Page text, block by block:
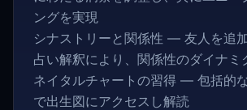
ングを実現
シナストリーと関係性 — 友人を追
占い解釈により、関係性のダイナミ
ネイタルチャートの習得 — 包括的
で出生図にアクセスし解読